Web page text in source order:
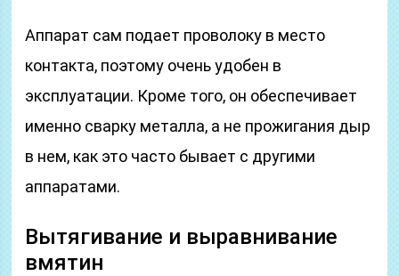
Аппарат сам подает проволоку в место
контакта, поэтому очень удобен в
эксплуатации. Кроме того, он обеспечивает
именно сварку металла, а не прожигания дыр
в нем, как это часто бывает с другими
аппаратами.
Вытягивание и выравнивание
вмятин